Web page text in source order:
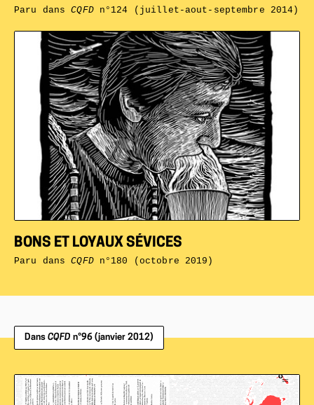
BONS ET LOYAUX SÉVICES
Paru dansCQFDn°180 (octobre 2019)
Paru dansCQFDn°124 (juillet-aout-septembre 2014)
Dans CQFD n°96 (janvier 2012)